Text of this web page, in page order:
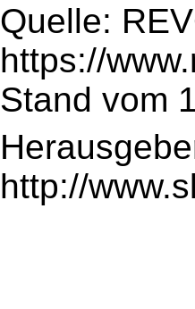
Quelle:
https://
Stand vom
http://